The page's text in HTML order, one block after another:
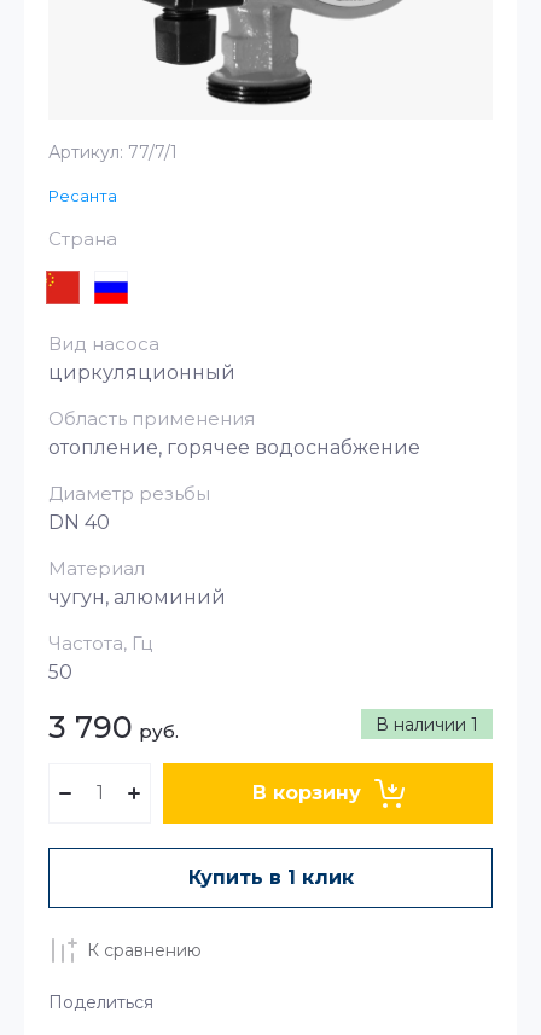
Артикул: 77/7/1
Ресанта
Страна
Вид насоса
циркуляционный
Область применения
отопление, горячее водоснабжение
Диаметр резьбы
DN 40
Материал
чугун, алюминий
Частота, Гц
50
В наличии 1
3 790 руб.
В корзину
Купить в 1 клик
К сравнению
Поделиться